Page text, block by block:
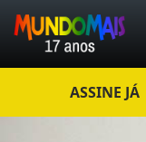
ASSINE JÁ